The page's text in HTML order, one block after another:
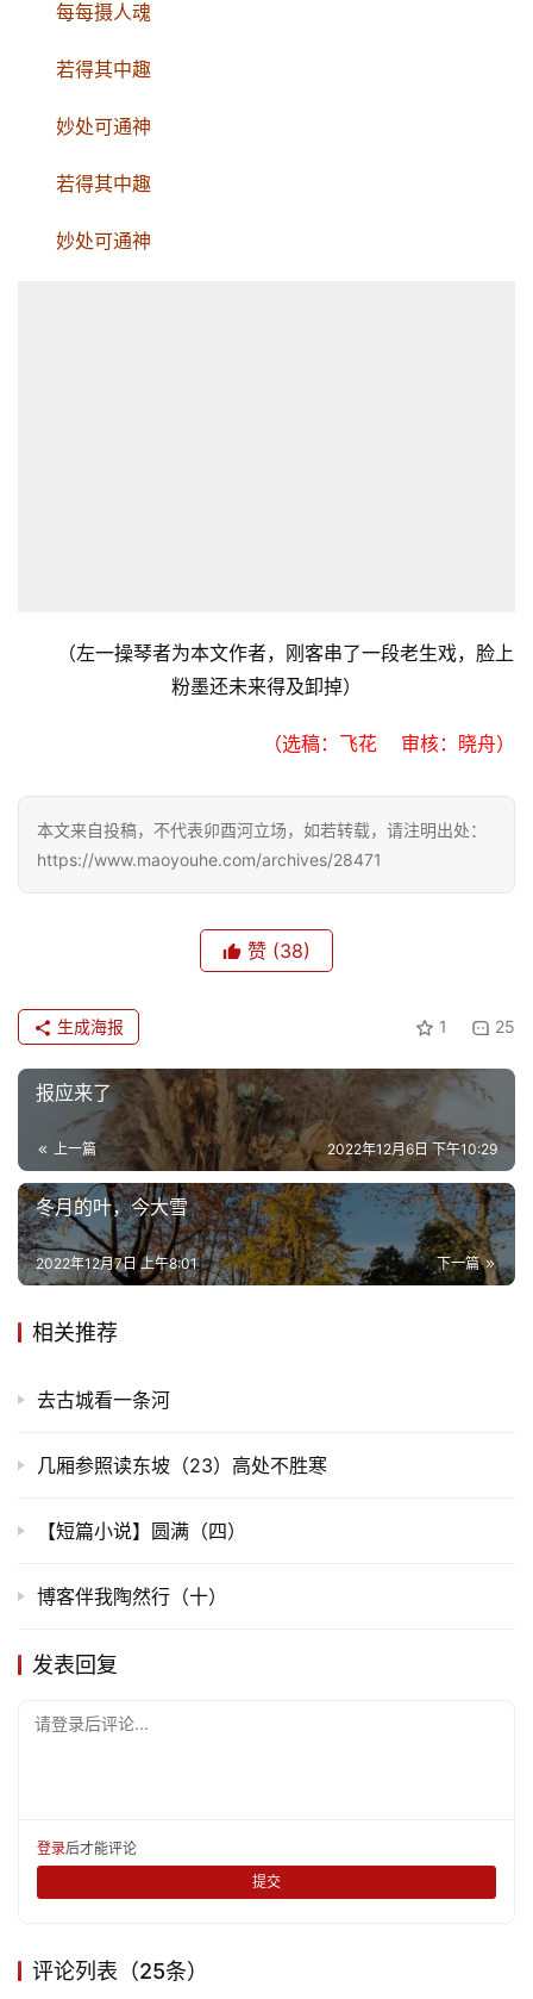
登录
每每摄人魂
若得其中趣
妙处可通神
若得其中趣
妙处可通神
（左一操琴者为本文作者，刚客串了一段老生戏，脸上
粉墨还未来得及卸掉）
（选稿：飞花    审核：晓舟）
本文来自投稿，不代表卯酉河立场，如若转载，请注明出处：
https://www.maoyouhe.com/archives/28471
赞 (38)
1 25
生成海报
报应来了
上一篇 2022年12月6日 下午10:29
冬月的叶，今大雪
下一篇
2022年12月7日 上午8:01
相关推荐
去古城看一条河
几厢参照读东坡（23）高处不胜寒
【短篇小说】圆满（四）
博客伴我陶然行（十）
发表回复
请登录后评论...
登录后才能评论
提交
评论列表（25条）